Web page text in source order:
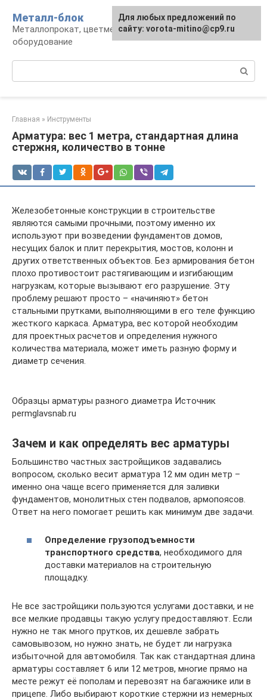
контенту
Металл-блок
Металлопрокат, цветмет, обработка и
оборудование
Главная » Инструменты
Арматура: вес 1 метра, стандартная длина
стержня, количество в тонне
Железобетонные конструкции в строительстве
являются самыми прочными, поэтому именно их
используют при возведении фундаментов домов,
несущих балок и плит перекрытия, мостов, колонн и
других ответственных объектов. Без армирования бетон
плохо противостоит растягивающим и изгибающим
нагрузкам, которые вызывают его разрушение. Эту
проблему решают просто – «начиняют» бетон
стальными прутками, выполняющими в его теле функцию
жесткого каркаса. Арматура, вес которой необходим
для проектных расчетов и определения нужного
количества материала, может иметь разную форму и
диаметр сечения.
Образцы арматуры разного диаметра Источник
permglavsnab.ru
Зачем и как определять вес арматуры
Большинство частных застройщиков задавались
вопросом, сколько весит арматура 12 мм один метр –
именно она чаще всего применяется для заливки
фундаментов, монолитных стен подвалов, армопоясов.
Ответ на него помогает решить как минимум две задачи.
Определение грузоподъемности
транспортного средства, необходимого для
доставки материалов на строительную
площадку.
Не все застройщики пользуются услугами доставки, и не
все мелкие продавцы такую услугу предоставляют. Если
нужно не так много прутков, их дешевле забрать
самовывозом, но нужно знать, не будет ли нагрузка
избыточной для автомобиля. Так как стандартная длина
арматуры составляет 6 или 12 метров, многие прямо на
месте режут её пополам и перевозят на багажнике или в
прицепе. Либо выбирают короткие стержни из немерных
Для любых предложений по
сайту: vorota-mitino@cp9.ru